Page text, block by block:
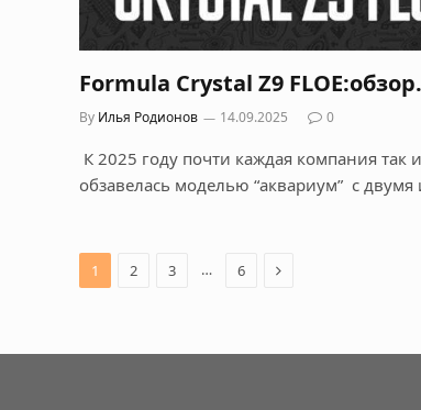
Formula Crystal Z9
By Илья Родионов 14.09.2025 0
К 2025 году почти каждая компания
обзавелась моделью “аквариум” с
1 2 3 … 6 Next